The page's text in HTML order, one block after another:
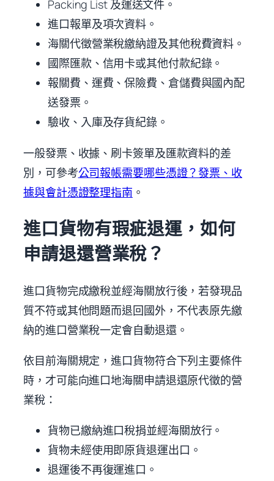
Packing List 及運送文件。
進口報單及項次資料。
海關代徵營業稅繳納證及其他稅費資料。
國際匯款、信用卡或其他付款紀錄。
報關費、運費、保險費、倉儲費與國內配
送發票。
驗收、入庫及存貨紀錄。
一般發票、收據、刷卡簽單及匯款資料的差
別，可參考公司報帳需要哪些憑證？發票、收
據與會計憑證整理指南 。
進口貨物有瑕疵退運，如何
申請退還營業稅？
進口貨物完成繳稅並經海關放行後，若發現品
質不符或其他問題而退回國外，不代表原先繳
納的進口營業稅一定會自動退還。
依目前海關規定，進口貨物符合下列主要條件
時，才可能向進口地海關申請退還原代徵的營
業稅：
貨物已繳納進口稅捐並經海關放行。
貨物未經使用即原貨退運出口。
退運後不再復運進口。